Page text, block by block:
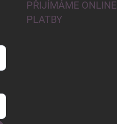
PŘIJÍMÁME ONLINE
PLATBY